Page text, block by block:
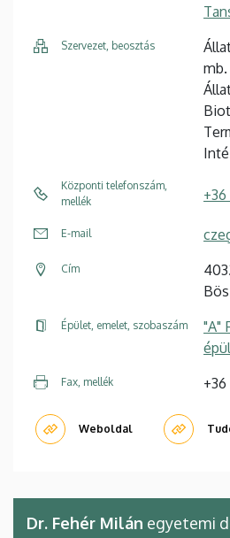
Szervezet, beosztás
Központi telefonszám,
mellék
E-mail
Cím
Épület, emelet, szobaszám
"A"
Fax, mellék
Weboldal
Dr. Fehér Milán egyetemi